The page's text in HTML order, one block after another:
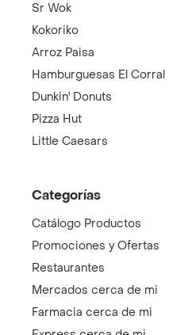
Sr Wok
Kokoriko
Arroz Paisa
Hamburguesas El Corral
Dunkin' Donuts
Pizza Hut
Little Caesars
Categorías
Catálogo Productos
Promociones y Ofertas
Restaurantes
Mercados cerca de mi
Farmacia cerca de mi